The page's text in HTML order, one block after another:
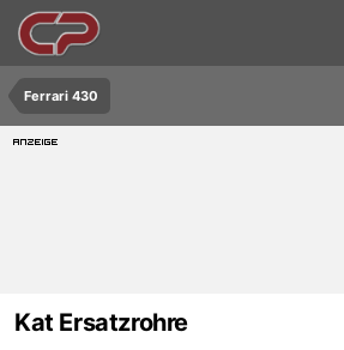
Ferrari 430
Kat Ersatzrohre